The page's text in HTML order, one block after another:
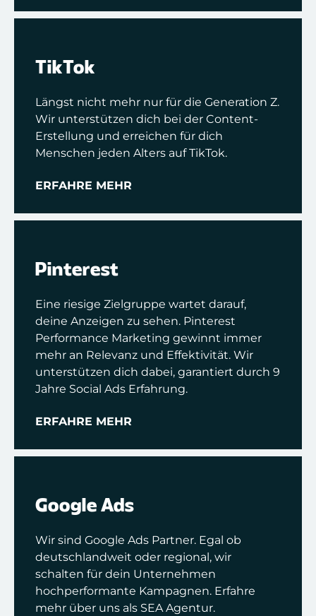
TikTok
Längst nicht mehr nur für die Generation Z.
Wir unterstützen dich bei der Content-
Erstellung und erreichen für dich
Menschen jeden Alters auf TikTok.
ERFAHRE MEHR
Pinterest
Eine riesige Zielgruppe wartet darauf,
deine Anzeigen zu sehen. Pinterest
Performance Marketing gewinnt immer
mehr an Relevanz und Effektivität. Wir
unterstützen dich dabei, garantiert durch 9
Jahre Social Ads Erfahrung.
ERFAHRE MEHR
Google Ads
Wir sind Google Ads Partner. Egal ob
deutschlandweit oder regional, wir
schalten für dein Unternehmen
hochperformante Kampagnen. Erfahre
mehr über uns als SEA Agentur.